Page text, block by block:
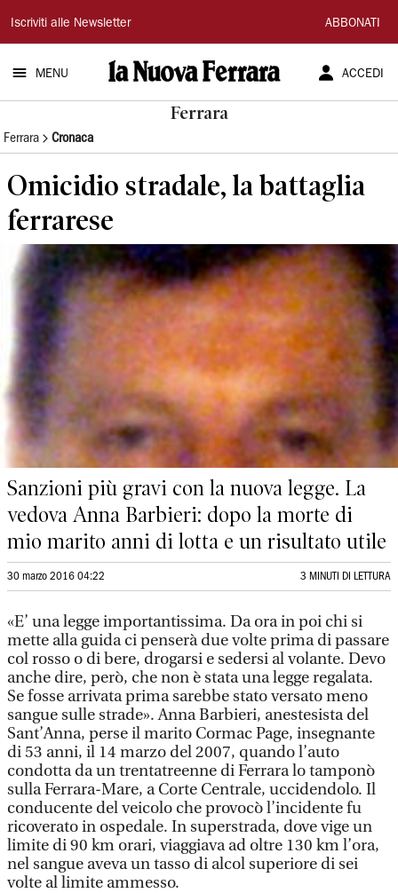
La
Nuova
Ferrara
Iscriviti alle Newsletter ABBONATI
MENU ACCEDI
Ferrara
Ferrara Cronaca
Omicidio stradale, la battaglia
ferrarese
Sanzioni più gravi con la nuova legge. La
vedova Anna Barbieri: dopo la morte di
mio marito anni di lotta e un risultato utile
30 marzo 2016 04:22 3 MINUTI DI LETTURA
«E’ una legge importantissima. Da ora in poi chi si
mette alla guida ci penserà due volte prima di passare
col rosso o di bere, drogarsi e sedersi al volante. Devo
anche dire, però, che non è stata una legge regalata.
Se fosse arrivata prima sarebbe stato versato meno
sangue sulle strade». Anna Barbieri, anestesista del
Sant’Anna, perse il marito Cormac Page, insegnante
di 53 anni, il 14 marzo del 2007, quando l’auto
condotta da un trentatreenne di Ferrara lo tamponò
sulla Ferrara-Mare, a Corte Centrale, uccidendolo. Il
conducente del veicolo che provocò l’incidente fu
ricoverato in ospedale. In superstrada, dove vige un
limite di 90 km orari, viaggiava ad oltre 130 km l’ora,
nel sangue aveva un tasso di alcol superiore di sei
volte al limite ammesso.